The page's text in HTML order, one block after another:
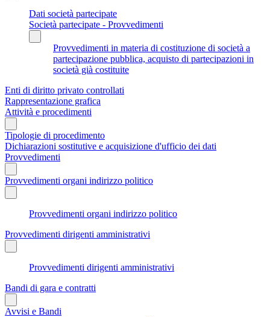
Dati società partecipate
Società partecipate - Provvedimenti
Provvedimenti in materia di costituzione di società a
partecipazione pubblica, acquisto di partecipazioni in
società già costituite
Enti di diritto privato controllati
Rappresentazione grafica
Attività e procedimenti
Tipologie di procedimento
Dichiarazioni sostitutive e acquisizione d'ufficio dei dati
Provvedimenti
Provvedimenti organi indirizzo politico
Provvedimenti organi indirizzo politico
Provvedimenti dirigenti amministrativi
Provvedimenti dirigenti amministrativi
Bandi di gara e contratti
Avvisi e Bandi